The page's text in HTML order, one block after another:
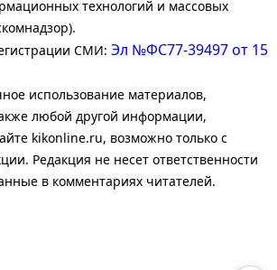
технологий и массовых
СМИ: Эл №ФС77-39497 от 15
использование материалов,
любой другой информации,
kikonline.ru, возможно только с
Редакция не несет ответственности
в комментариях читателей.